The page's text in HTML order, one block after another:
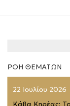
ΡΟΗ ΘΕΜΑΤΩΝ
22 Ιουλίου 2026